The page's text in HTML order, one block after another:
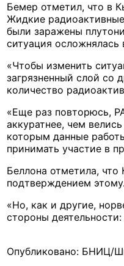
Бемер отметил, что в
Жидкие
были заражены
ситуация осложнялась
«Чтобы изменить
загрязненный слой со
количество
«Еще раз повторюсь,
аккуратнее, чем
которым данные
принимать участие в
Беллона отметила, что
подтверждением этому.
«Но, как и другие,
стороны
Опубликовано: БНИЦ/